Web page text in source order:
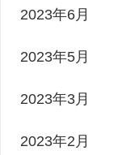
2023年6月
2023年5月
2023年3月
2023年2月